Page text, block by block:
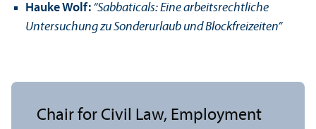
Hauke Wolf: “Sabbaticals: Eine arbeitsrechtliche
Untersuchung zu Sonderurlaub und Blockfreizeiten”
Chair for Civil Law, Employment